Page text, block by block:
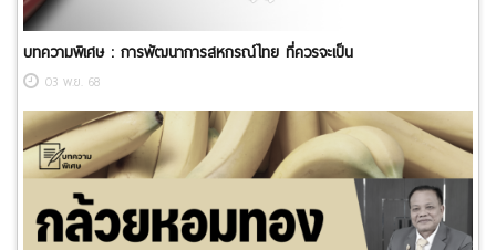
บทความพิเศษ : การพัฒนาการสหกรณ์ไทย ที่ควรจะเป็น
03 พ.ย. 68